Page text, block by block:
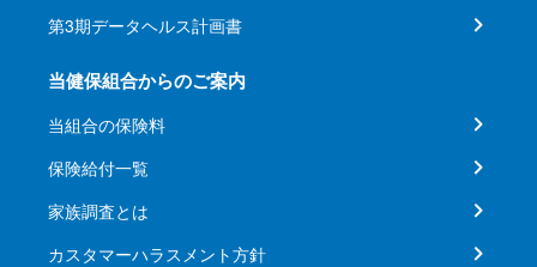
第3期データヘルス計画書
当健保組合からのご案内
当組合の保険料
保険給付一覧
家族調査とは
カスタマーハラスメント方針